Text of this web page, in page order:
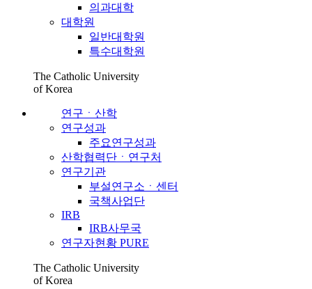
의과대학
대학원
일반대학원
특수대학원
The Catholic University
of Korea
연구ㆍ산학
연구성과
주요연구성과
산학협력단ㆍ연구처
연구기관
부설연구소ㆍ센터
국책사업단
IRB
IRB사무국
연구자현황 PURE
The Catholic University
of Korea